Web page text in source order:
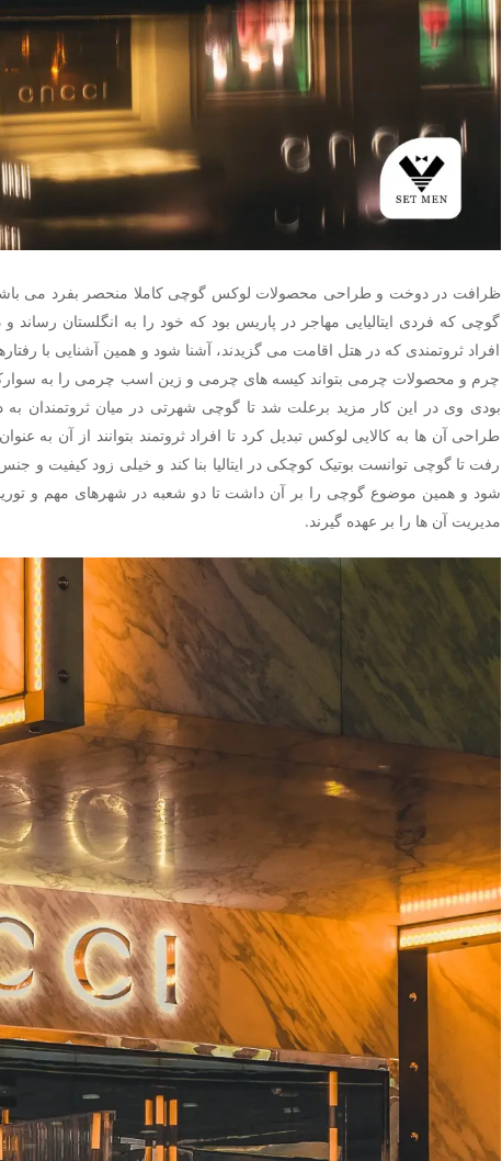
ظرافت در دوخت و طراحی محصولات لوکس گوچی کاملا منحصر بفرد می
گوچی که فردی ایتالیایی مهاجر در پاریس بود که خود را به انگلستان
افراد ثروتمندی که در هتل اقامت می گزیدند، آشنا شود و همین آشنایی با
چرم و محصولات چرمی بتواند کیسه های چرمی و زین اسب چرمی را به
بودی وی در این کار مزید برعلت شد تا گوچی شهرتی در میان ثروتمندان
طراحی آن ها به کالایی لوکس تبدیل کرد تا افراد ثروتمند بتوانند از آن به
رفت تا گوچی توانست بوتیک کوچکی در ایتالیا بنا کند و خیلی زود کیفیت و
شود و همین موضوع گوچی را بر آن داشت تا دو شعبه در شهرهای مهم و
مدیریت آن ها را بر عهده گیرند.